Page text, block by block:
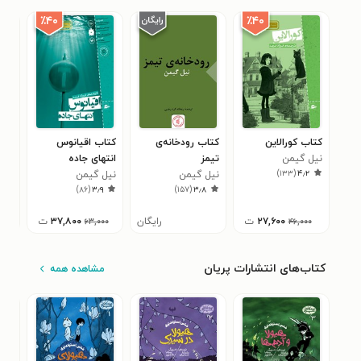
٪۴۰
کتاب کورالاین
نیل گیمن
۴٫۲(۱۳۳)
۴۶,۰۰۰ ۲۷,۶۰۰ ت
کتاب رودخانه‌ی
تیمز
نیل گیمن
۳٫۸(۱۵۷)
رایگان
٪۴۰
کتاب اقیانوس
انتهای جاده
نیل گیمن
۳٫۹(۸۶)
۶۳,۰۰۰ ۳۷,۸۰۰ ت
کتاب‌های انتشارات پریان مشاهده همه